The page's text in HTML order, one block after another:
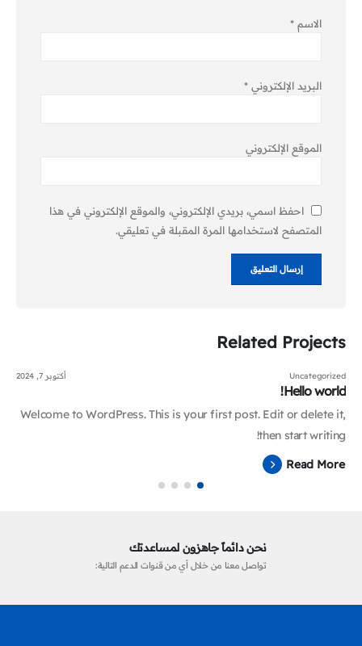
الاسم *
البريد الإلكتروني *
الموقع الإلكتروني
احفظ اسمي، بريدي الإلكتروني، والموقع الإلكتروني في هذا
المتصفح لاستخدامها المرة المقبلة في تعليقي.
Related Projects
Uncategorized أكتوبر 7, 2024
Hello world!
Welcome to WordPress. This is your first post. Edit or delete it,
then start writing!
Read More
نحن دائماً جاهزون لمساعدتك
تواصل معنا من خلال أي من قنوات الدعم التالية: